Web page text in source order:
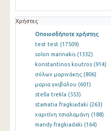
Χρήστες
Οποιοσδήποτε χρήστης
test test (17509)
solon marinakis (1332)
konstantinos koutros (914)
σόλων μαρινάκης (806)
μαρια γκιβαλου (601)
stella trekla (553)
stamatia fragkiadaki (263)
χαριτίνη τσιαλαμάνη (188)
mandy fragkiadaki (164)